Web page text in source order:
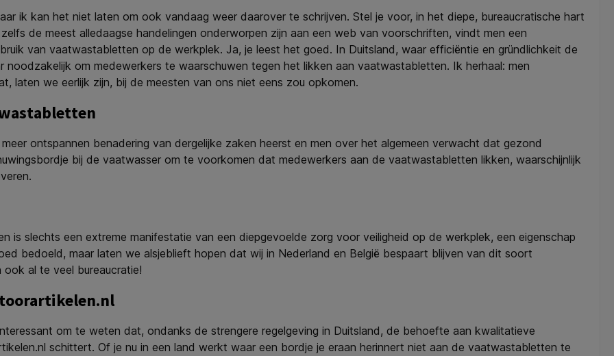
ik kan het niet laten om ook vandaag weer daarover te schrijven. Stel je voor, in het diepe, bureaucratische hart
de meest alledaagse handelingen onderworpen zijn aan een web van voorschriften, vindt men een
van vaatwastabletten op de werkplek. Ja, je leest het goed. In Duitsland, waar efficiëntie en gründlichkeit de
noodzakelijk om medewerkers te waarschuwen tegen het likken aan vaatwastabletten. Ik herhaal: men
laten we eerlijk zijn, bij de meesten van ons niet eens zou opkomen.
ontspannen benadering van dergelijke zaken heerst en men over het algemeen verwacht dat gezond
bij de vaatwasser om te voorkomen dat medewerkers aan de vaatwastabletten likken, waarschijnlijk
is slechts een extreme manifestatie van een diepgevoelde zorg voor veiligheid op de werkplek, een eigenschap
bedoeld, maar laten we alsjeblieft hopen dat wij in Nederland en België bespaart blijven van dit soort
al te veel bureaucratie!
om te weten dat, ondanks de strengere regelgeving in Duitsland, de behoefte aan kwalitatieve
schittert. Of je nu in een land werkt waar een bordje je eraan herinnert niet aan de vaatwastabletten te